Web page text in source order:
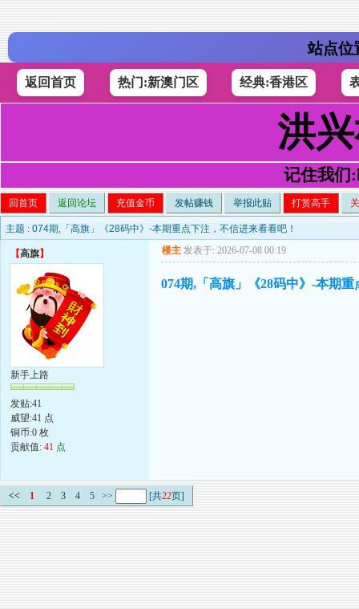
站点位
返回首页 热门:新澳门区 经典:香港区
洪
记住我们
回首页 返回论坛 充值金币 发帖赚钱 举报此贴 打赏高手
主题 : 074期,「高旗」《28码中》-本期重点下注，不信进来看看吧！
【高旗】
新手上路
发贴:41
威望:41 点
铜币:0 枚
贡献值: 41 点
楼主 发表于: 2026-07-08 00:19
074期,「高旗」《28码中》-本期
<< 1 2 3 4 5 >> [共22页]